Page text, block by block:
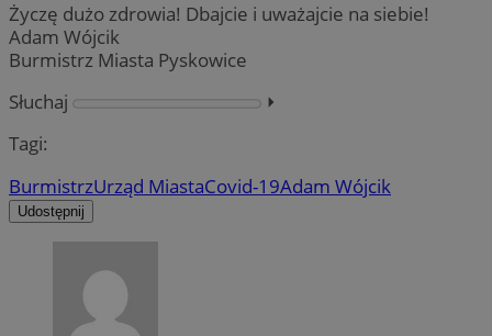
Życzę dużo zdrowia! Dbajcie i uważajcie na siebie!
Adam Wójcik
Burmistrz Miasta Pyskowice
Słuchaj
⏵︎
Tagi:
BurmistrzUrząd MiastaCovid-19Adam Wójcik
Udostępnij